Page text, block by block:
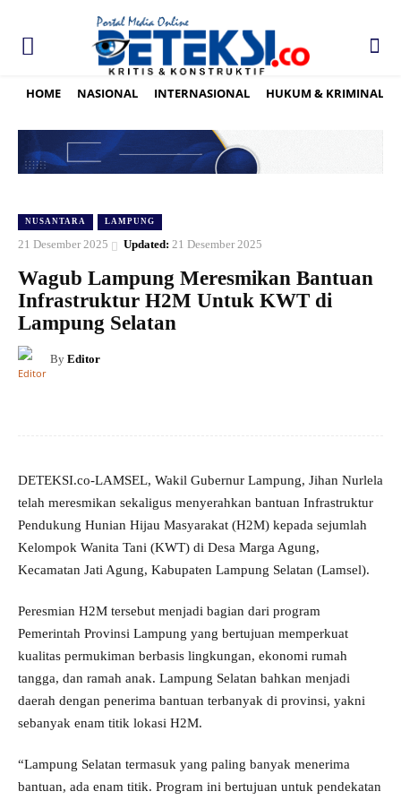
HOME NASIONAL INTERNASIONAL HUKUM & KRIMINAL
NUSANTARA LAMPUNG
21 Desember 2025 Updated: 21 Desember 2025
Wagub Lampung Meresmikan Bantuan
Infrastruktur H2M Untuk KWT di
Lampung Selatan
By Editor
DETEKSI.co-LAMSEL, Wakil Gubernur Lampung, Jihan Nurlela
telah meresmikan sekaligus menyerahkan bantuan Infrastruktur
Pendukung Hunian Hijau Masyarakat (H2M) kepada sejumlah
Kelompok Wanita Tani (KWT) di Desa Marga Agung,
Kecamatan Jati Agung, Kabupaten Lampung Selatan (Lamsel).
Peresmian H2M tersebut menjadi bagian dari program
Pemerintah Provinsi Lampung yang bertujuan memperkuat
kualitas permukiman berbasis lingkungan, ekonomi rumah
tangga, dan ramah anak. Lampung Selatan bahkan menjadi
daerah dengan penerima bantuan terbanyak di provinsi, yakni
sebanyak enam titik lokasi H2M.
“Lampung Selatan termasuk yang paling banyak menerima
bantuan, ada enam titik. Program ini bertujuan untuk pendekatan